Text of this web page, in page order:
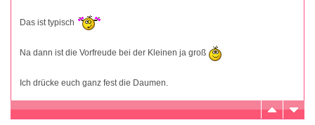
Das ist typisch
Na dann ist die Vorfreude bei der Kleinen ja groß
Ich drücke euch ganz fest die Daumen.